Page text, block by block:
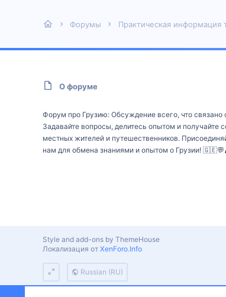
Форумы Практическая информация
О форуме
Форум про Грузию: Обсуждение всего, что связано
Задавайте вопросы, делитесь опытом и получайте
местных жителей и путешественников.
нам для обмена знаниями и опытом о Грузии!
Russian (RU)
Style and add-ons by ThemeHouse
Локализация от XenForo.Info